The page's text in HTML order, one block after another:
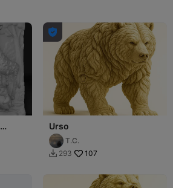

Urso
T.C.
 293 107